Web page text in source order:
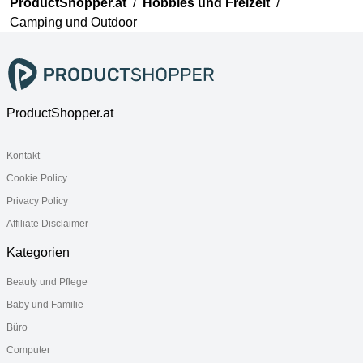
ProductShopper.at / Hobbies und Freizeit /
Camping und Outdoor
ProductShopper.at
Kontakt
Cookie Policy
Privacy Policy
Affiliate Disclaimer
Kategorien
Beauty und Pflege
Baby und Familie
Büro
Computer